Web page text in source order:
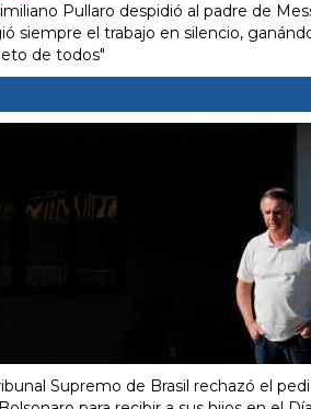
Pullaro despidió al padre de
siempre el trabajo en silencio,
de todos"
Supremo de Brasil rechazó el